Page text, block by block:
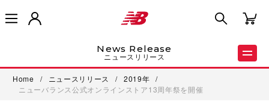
News Release
ニュースリリース
Home / ニュースリリース / 2019年
/
ニューバランス公式オンラインストア13周年祭を開催